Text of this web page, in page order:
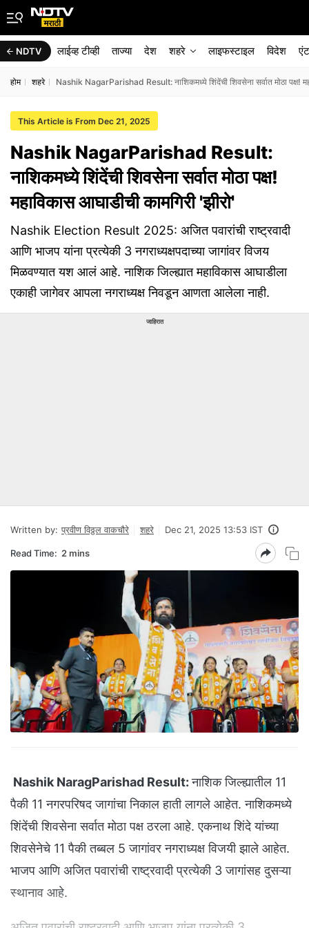
NDTV लाईव्ह टीव्ही ताज्या देश शहरे लाइफस्टाइल विदेश
होम शहरे Nashik NagarParishad Result: नाशिकमध्ये शिंदेंची शिवसेना सर्वात मोठा पक्ष!
This Article is From Dec 21, 2025
Nashik NagarParishad Result:
नाशिकमध्ये शिंदेंची शिवसेना सर्वात मोठा पक्ष!
महाविकास आघाडीची कामगिरी 'झीरो'
Nashik Election Result 2025: अजित पवारांची राष्ट्रवादी
आणि भाजप यांना प्रत्येकी 3 नगराध्यक्षपदाच्या जागांवर विजय
मिळवण्यात यश आलं आहे. नाशिक जिल्ह्यात महाविकास आघाडीला
एकाही जागेवर आपला नगराध्यक्ष निवडून आणता आलेला नाही.
जाहिरात
Written by: प्रवीण विठ्ठल वाकचौरे शहरे Dec 21, 2025 13:53 IST
Read Time: 2 mins
Nashik NaragParishad Result:नाशिक जिल्ह्यातील 11
पैकी 11 नगरपरिषद जागांचा निकाल हाती लागले आहेत. नाशिकमध्ये
शिंदेंची शिवसेना सर्वात मोठा पक्ष ठरला आहे. एकनाथ शिंदे यांच्या
शिवसेनेचे 11 पैकी तब्बल 5 जागांवर नगराध्यक्ष विजयी झाले आहेत.
भाजप आणि अजित पवारांची राष्ट्रवादी प्रत्येकी 3 जागांसह दुसऱ्या
स्थानाव आहे.